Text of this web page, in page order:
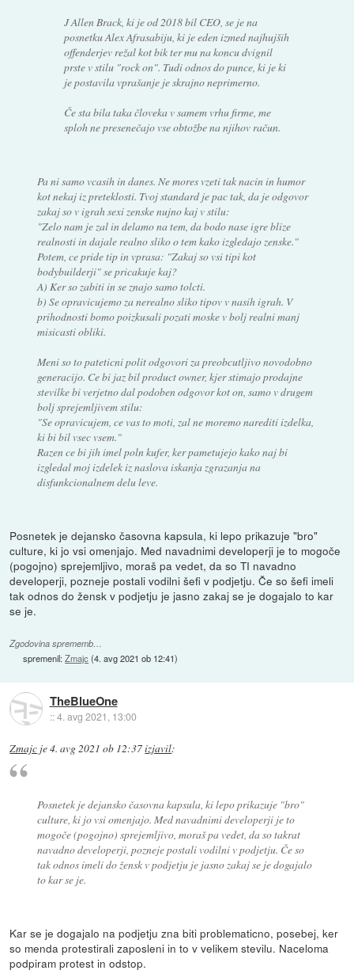
J Allen Brack, ki je od 2018 bil CEO, se je na
posnetku Alex Afrasabiju, ki je eden izmed najhujših
offenderjev režal kot bik ter mu na koncu dvignil
prste v stilu "rock on". Tudi odnos do punce, ki je ki
je postavila vprašanje je skrajno neprimerno.
Če sta bila taka človeka v samem vrhu firme, me
sploh ne presenečajo vse obtožbe na njihov račun.
Pa ni samo vcasih in danes. Ne mores vzeti tak nacin in humor
kot nekaj iz preteklosti. Tvoj standard je pac tak, da je odgovor
zakaj so v igrah sexi zenske nujno kaj v stilu:
"Zelo nam je zal in delamo na tem, da bodo nase igre blize
realnosti in dajale realno sliko o tem kako izgledajo zenske."
Potem, ce pride tip in vprasa: "Zakaj so vsi tipi kot
bodybuilderji" se pricakuje kaj?
A) Ker so zabiti in se znajo samo tolcti.
b) Se opravicujemo za nerealno sliko tipov v nasih igrah. V
prihodnosti bomo poizkusali pozati moske v bolj realni manj
misicasti obliki.
Meni so to pateticni polit odgovori za preobcutljivo novodobno
generacijo. Ce bi jaz bil product owner, kjer stimajo prodajne
stevilke bi verjetno dal podoben odgovor kot on, samo v drugem
bolj sprejemljivem stilu:
"Se opravicujem, ce vas to moti, zal ne moremo narediti izdelka,
ki bi bil vsec vsem."
Razen ce bi jih imel poln kufer, ker pametujejo kako naj bi
izgledal moj izdelek iz naslova iskanja zgrazanja na
disfunkcionalnem delu leve.
Posnetek je dejansko časovna kapsula, ki lepo prikazuje "bro"
culture, ki jo vsi omenjajo. Med navadnimi developerji je to mogoče
(pogojno) sprejemljivo, moraš pa vedet, da so TI navadno
developerji, pozneje postali vodilni šefi v podjetju. Če so šefi imeli
tak odnos do žensk v podjetju je jasno zakaj se je dogajalo to kar
se je.
Zgodovina sprememb…
spremenil:Zmajc (4. avg 2021 ob 12:41)
TheBlueOne
::4. avg 2021, 13:00
Zmajc je4. avg 2021 ob 12:37izjavil:
Posnetek je dejansko časovna kapsula, ki lepo prikazuje "bro"
culture, ki jo vsi omenjajo. Med navadnimi developerji je to
mogoče (pogojno) sprejemljivo, moraš pa vedet, da so takrat
navadno developerji, pozneje postali vodilni v podjetju. Če so
tak odnos imeli do žensk v podjetju je jasno zakaj se je dogajalo
to kar se je.
Kar se je dogajalo na podjetju zna biti problematicno, posebej, ker
so menda protestirali zaposleni in to v velikem stevilu. Naceloma
podpiram protest in odstop.